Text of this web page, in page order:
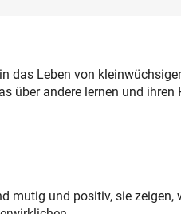
das Leben von
über andere lernen und ihren
mutig und positiv, sie zeigen,